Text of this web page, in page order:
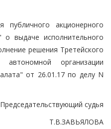
публичного акционерного
выдаче исполнительного
решения Третейского
организации
от 26.01.17 по делу N
Председательствующий судья
Т.В.ЗАВЬЯЛОВА